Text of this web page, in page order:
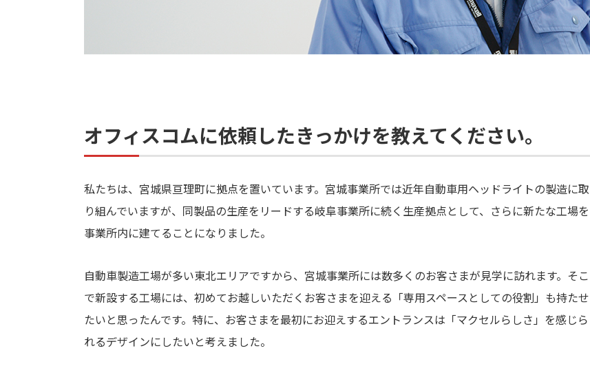
オフィスコムに依頼したきっかけを教えてください。
私たちは、宮城県亘理町に拠点を置いています。宮城事業所では近年自動車用ヘッドライトの製造に取
り組んでいますが、同製品の生産をリードする岐阜事業所に続く生産拠点として、さらに新たな工場を
事業所内に建てることになりました。
自動車製造工場が多い東北エリアですから、宮城事業所には数多くのお客さまが見学に訪れます。そこ
で新設する工場には、初めてお越しいただくお客さまを迎える「専用スペースとしての役割」も持たせ
たいと思ったんです。特に、お客さまを最初にお迎えするエントランスは「マクセルらしさ」を感じら
れるデザインにしたいと考えました。